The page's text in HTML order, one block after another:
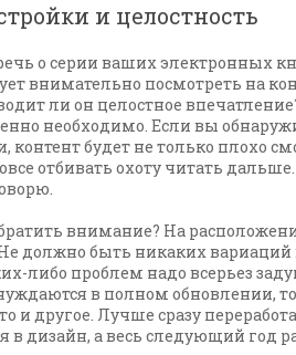
и целостность
о серии ваших электронных
внимательно посмотреть на
ли он целостное
необходимо. Если вы
будет не только плохо
отбивать охоту читать
внимание? На
должно быть никаких
либо проблем надо всерьез
в полном обновлении,
и другое. Лучше сразу
в дизайн, а весь следующий год